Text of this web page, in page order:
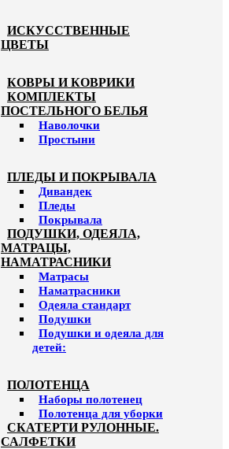
ИСКУССТВЕННЫЕ
ЦВЕТЫ
КОВРЫ И КОВРИКИ
КОМПЛЕКТЫ
ПОСТЕЛЬНОГО БЕЛЬЯ
Наволочки
Простыни
ПЛЕДЫ И ПОКРЫВАЛА
Дивандек
Пледы
Покрывала
ПОДУШКИ, ОДЕЯЛА,
МАТРАЦЫ,
НАМАТРАСНИКИ
Матрасы
Наматрасники
Одеяла стандарт
Подушки
Подушки и одеяла для
детей:
ПОЛОТЕНЦА
Наборы полотенец
Полотенца для уборки
СКАТЕРТИ РУЛОННЫЕ.
САЛФЕТКИ